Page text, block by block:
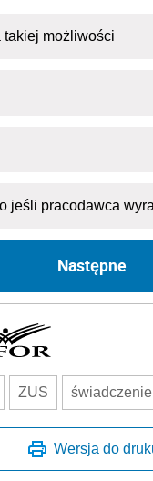
takiej możliwości
jeśli pracodawca
Następne
ZUS świadczenie
Wersja do